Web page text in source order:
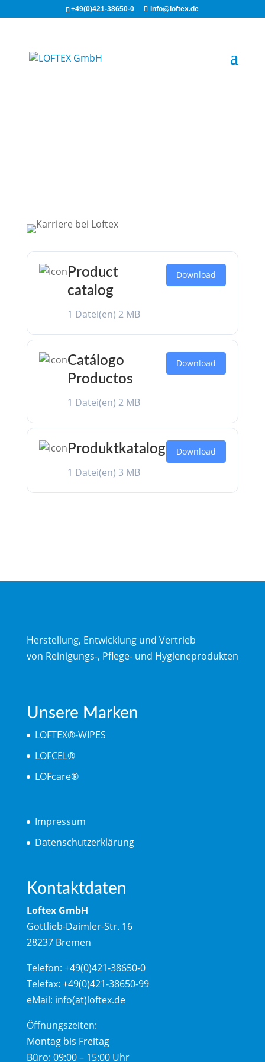
+49(0)421-38650-0 info@loftex.de
Product
catalog
1 Datei(en) 2 MB
Download
Catálogo
Productos
1 Datei(en) 2 MB
Download
Produktkatalog
1 Datei(en) 3 MB
Download
Herstellung, Entwicklung und Vertrieb
von Reinigungs-, Pflege- und Hygieneprodukten
Unsere Marken
LOFTEX®-WIPES
LOFCEL®
LOFcare®
Impressum
Datenschutzerklärung
Kontaktdaten
Loftex GmbH
Gottlieb-Daimler-Str. 16
28237 Bremen
Telefon: +49(0)421-38650-0
Telefax: +49(0)421-38650-99
eMail: info(at)loftex.de
Öffnungszeiten:
Montag bis Freitag
Büro: 09:00 – 15:00 Uhr